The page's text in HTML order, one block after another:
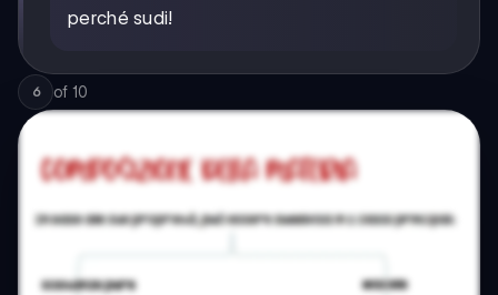
perché sudi!
6 of 10